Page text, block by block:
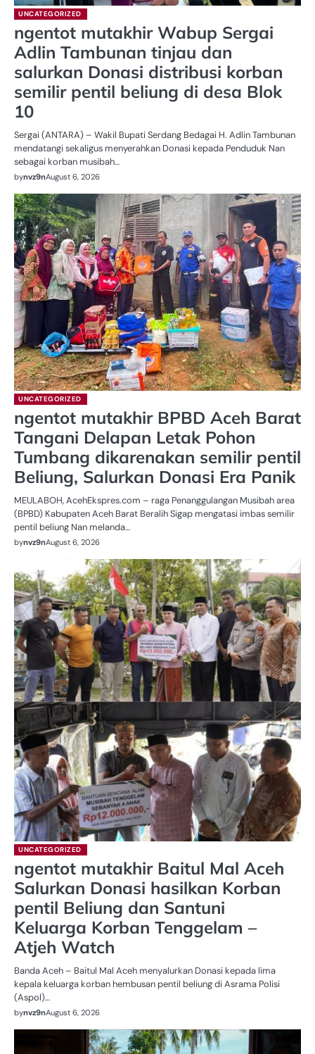
UNCATEGORIZED
ngentot mutakhir Wabup Sergai
Adlin Tambunan tinjau dan
salurkan Donasi distribusi korban
semilir pentil beliung di desa Blok
10
Sergai (ANTARA) – Wakil Bupati Serdang Bedagai H. Adlin Tambunan
mendatangi sekaligus menyerahkan Donasi kepada Penduduk Nan
sebagai korban musibah…
bynvz9nAugust 6, 2026
UNCATEGORIZED
ngentot mutakhir BPBD Aceh Barat
Tangani Delapan Letak Pohon
Tumbang dikarenakan semilir pentil
Beliung, Salurkan Donasi Era Panik
MEULABOH, AcehEkspres.com – raga Penanggulangan Musibah area
(BPBD) Kabupaten Aceh Barat Beralih Sigap mengatasi imbas semilir
pentil beliung Nan melanda…
bynvz9nAugust 6, 2026
UNCATEGORIZED
ngentot mutakhir Baitul Mal Aceh
Salurkan Donasi hasilkan Korban
pentil Beliung dan Santuni
Keluarga Korban Tenggelam –
Atjeh Watch
‎Banda Aceh – Baitul Mal Aceh menyalurkan Donasi kepada lima
kepala keluarga korban hembusan pentil beliung di Asrama Polisi
(Aspol)…
bynvz9nAugust 6, 2026